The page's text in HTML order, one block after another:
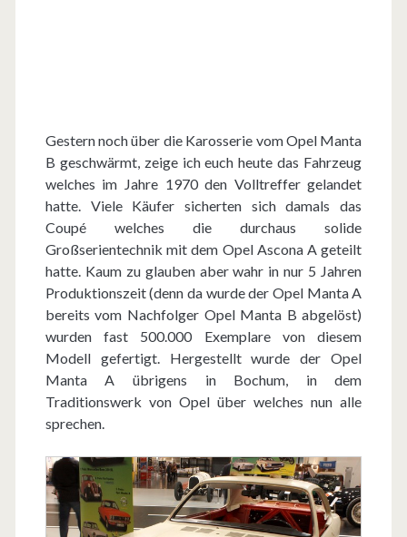
Gestern noch über die Karosserie vom Opel Manta
B geschwärmt, zeige ich euch heute das Fahrzeug
welches im Jahre 1970 den Volltreffer gelandet
hatte. Viele Käufer sicherten sich damals das
Coupé welches die durchaus solide
Großserientechnik mit dem Opel Ascona A geteilt
hatte. Kaum zu glauben aber wahr in nur 5 Jahren
Produktionszeit (denn da wurde der Opel Manta A
bereits vom Nachfolger Opel Manta B abgelöst)
wurden fast 500.000 Exemplare von diesem
Modell gefertigt. Hergestellt wurde der Opel
Manta A übrigens in Bochum, in dem
Traditionswerk von Opel über welches nun alle
sprechen.